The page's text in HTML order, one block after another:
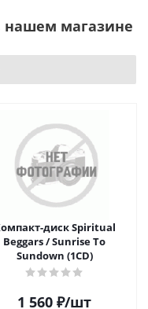
нашем магазине
диск Spiritual
Beggars / Sunrise To
Sundown (1CD)
1 560 ₽/шт